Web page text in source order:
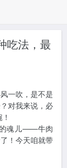
吃法，最
一吹，是不是
对我来说，必
魂儿——牛肉
！今天咱就带